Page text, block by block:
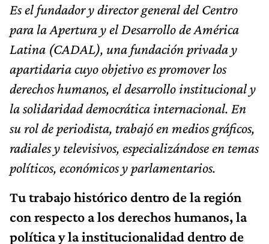
Es el fundador y director general del Centro
para la Apertura y el Desarrollo de América
Latina (CADAL), una fundación privada y
apartidaria cuyo objetivo es promover los
derechos humanos, el desarrollo institucional y
la solidaridad democrática internacional. En
su rol de periodista, trabajó en medios gráficos,
radiales y televisivos, especializándose en temas
políticos, económicos y parlamentarios.
Tu trabajo histórico dentro de la región
con respecto a los derechos humanos, la
política y la institucionalidad dentro de